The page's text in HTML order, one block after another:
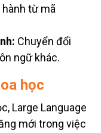
từ mã
Chuyển đổi
ngữ khác.
học
Large Language
mới trong việc